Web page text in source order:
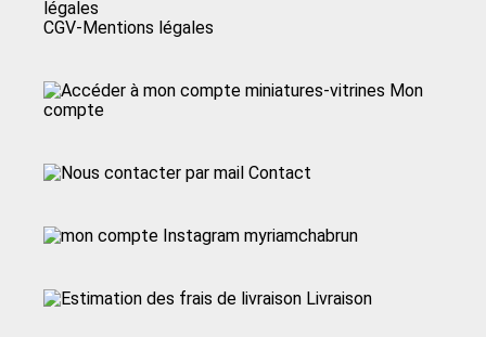
CGV-Mentions légales
Mon
compte
Contact
myriamchabrun
Livraison